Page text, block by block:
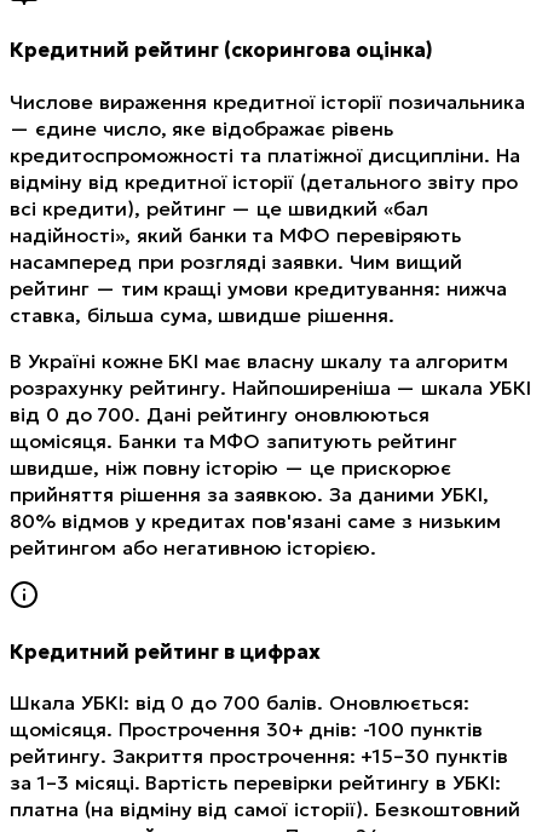
Кредитний рейтинг (скорингова оцінка)
Числове вираження кредитної історії позичальника
— єдине число, яке відображає рівень
кредитоспроможності та платіжної дисципліни. На
відміну від кредитної історії (детального звіту про
всі кредити), рейтинг — це швидкий «бал
надійності», який банки та МФО перевіряють
насамперед при розгляді заявки. Чим вищий
рейтинг — тим кращі умови кредитування: нижча
ставка, більша сума, швидше рішення.
В Україні кожне БКІ має власну шкалу та алгоритм
розрахунку рейтингу. Найпоширеніша — шкала УБКІ
від 0 до 700. Дані рейтингу оновлюються
щомісяця. Банки та МФО запитують рейтинг
швидше, ніж повну історію — це прискорює
прийняття рішення за заявкою. За даними УБКІ,
80% відмов у кредитах пов'язані саме з низьким
рейтингом або негативною історією.
Кредитний рейтинг в цифрах
Шкала УБКІ: від 0 до 700 балів. Оновлюється:
щомісяця. Прострочення 30+ днів: -100 пунктів
рейтингу. Закриття прострочення: +15–30 пунктів
за 1–3 місяці. Вартість перевірки рейтингу в УБКІ:
платна (на відміну від самої історії). Безкоштовний